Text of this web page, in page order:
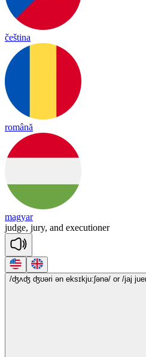
čeština
română
magyar
judge, jury, and executioner
/ʤʌʤ ʤʊəri ən eksɪkju:ʃənə/ or /jaj